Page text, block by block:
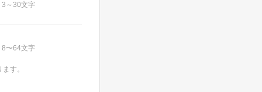
～30文字
〜64文字
す。